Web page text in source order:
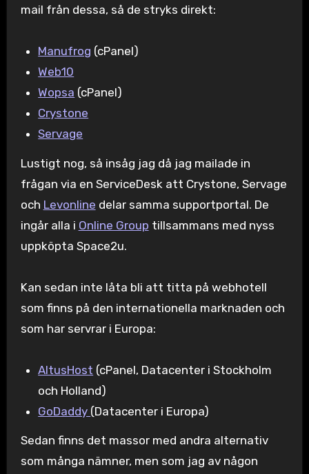
mail från dessa, så de stryks direkt:
Manufrog (cPanel)
Web10
Wopsa (cPanel)
Crystone
Servage
Lustigt nog, så insåg jag då jag mailade in
frågan via en ServiceDesk att Crystone, Servage
och Levonline delar samma supportportal. De
ingår alla i Online Group tillsammans med nyss
uppköpta Space2u.
Kan sedan inte låta bli att titta på webhotell
som finns på den internationella marknaden och
som har servrar i Europa:
AltusHost (cPanel, Datacenter i Stockholm
och Holland)
GoDaddy (Datacenter i Europa)
Sedan finns det massor med andra alternativ
som många nämner, men som jag av någon